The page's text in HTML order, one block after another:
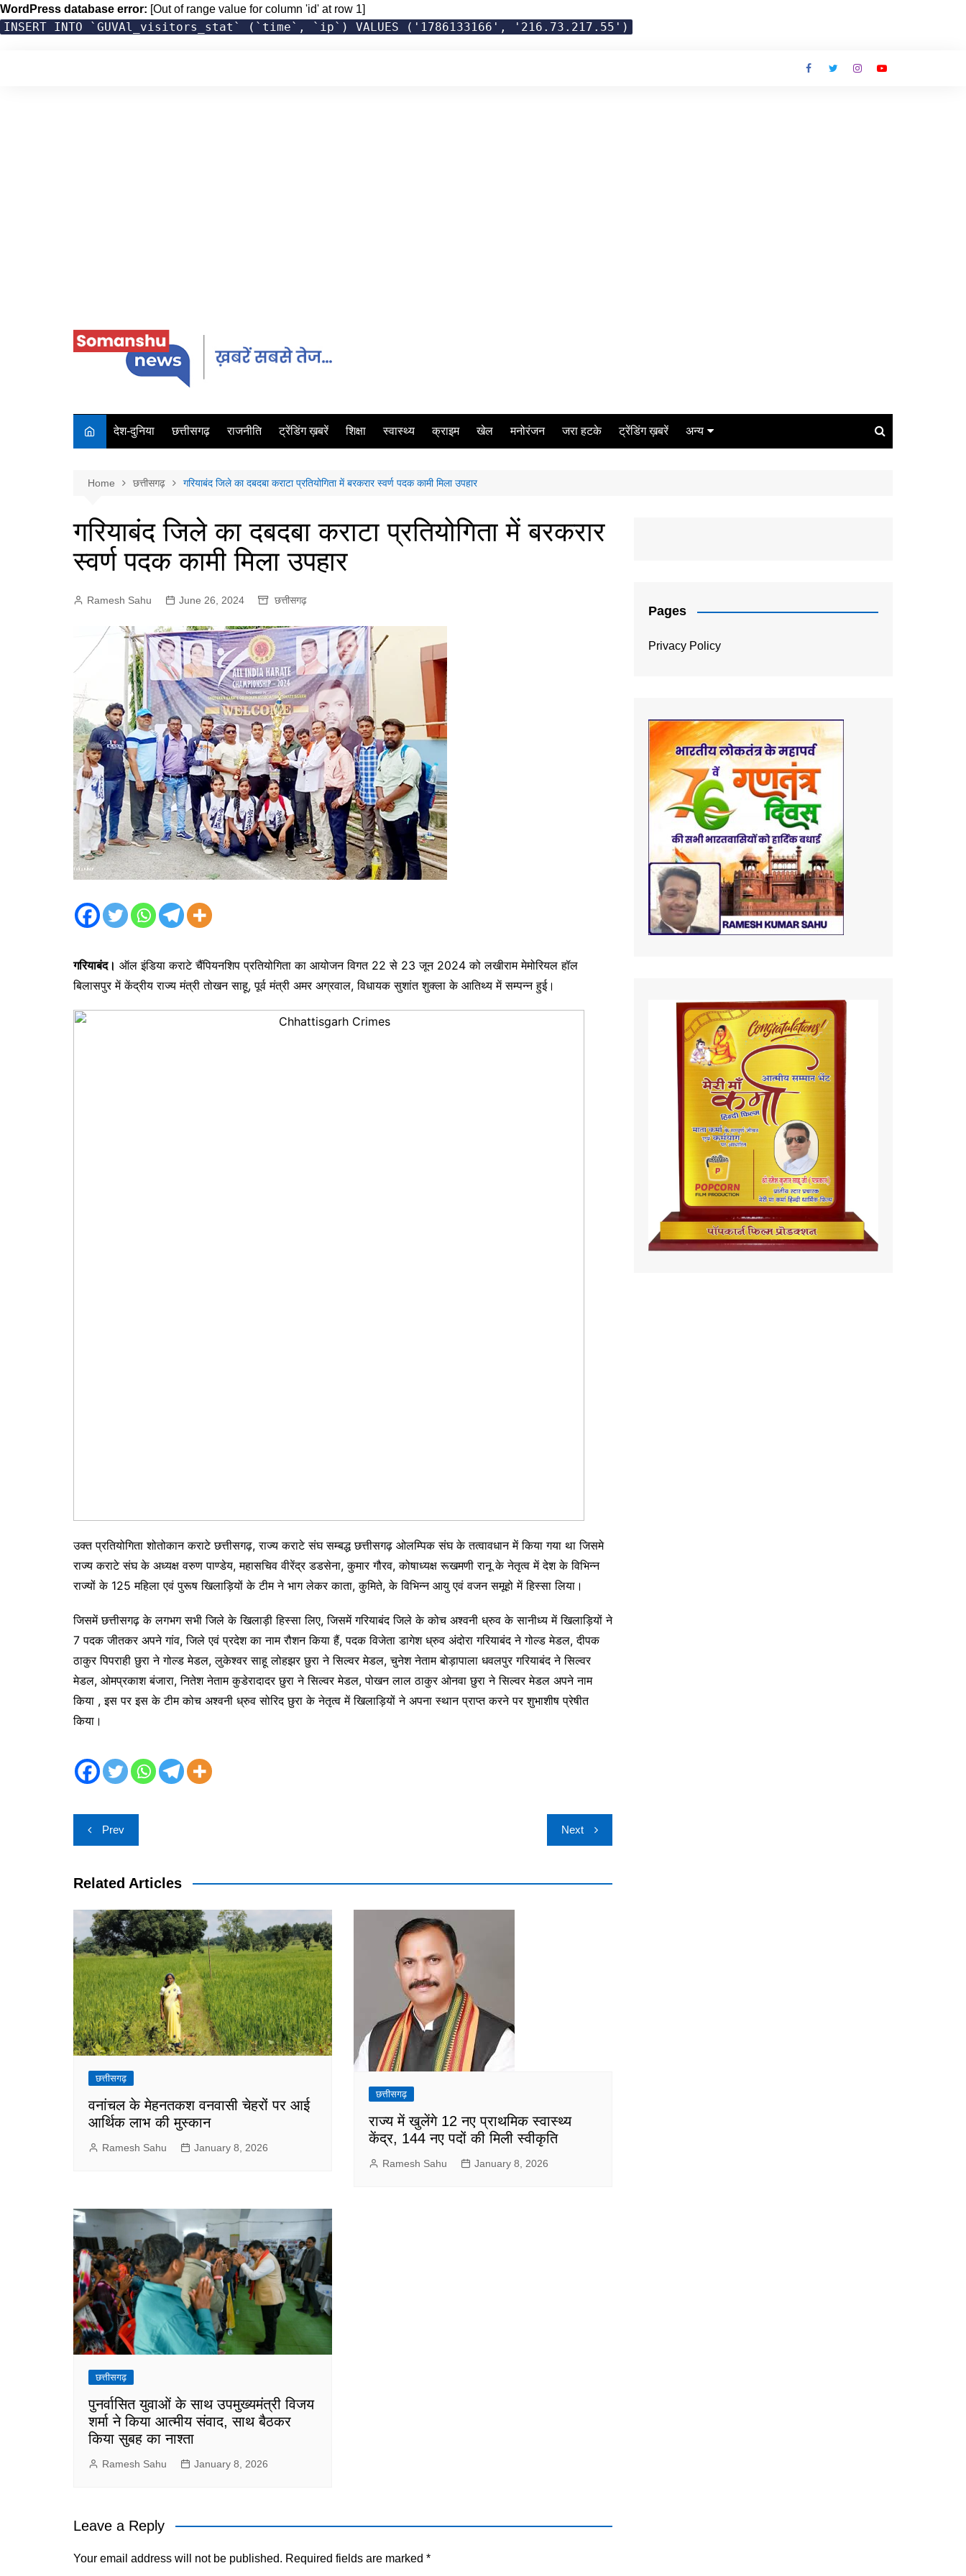
WordPress database error: [Out of range value for column 'id' at row 1]
INSERT INTO `GUVAl_visitors_stat` (`time`, `ip`) VALUES ('1786133166', '216.73.217.55')
देश-दुनिया छत्तीसगढ़ राजनीति ट्रेंडिंग ख़बरें शिक्षा स्वास्थ्य क्राइम खेल मनोरंजन जरा हटके ट्रेंडिंग ख़बरें अन्य
Home छत्तीसगढ़ गरियाबंद जिले का दबदबा कराटा प्रतियोगिता में बरकरार स्वर्ण पदक कामी मिला उपहार
गरियाबंद जिले का दबदबा कराटा प्रतियोगिता में बरकरार
स्वर्ण पदक कामी मिला उपहार
Ramesh Sahu June 26, 2024 छत्तीसगढ़
गरियाबंद। ऑल इंडिया कराटे चैंपियनशिप प्रतियोगिता का आयोजन विगत 22 से 23 जून 2024 को लखीराम मेमोरियल हॉल
बिलासपुर में केंद्रीय राज्य मंत्री तोखन साहू, पूर्व मंत्री अमर अग्रवाल, विधायक सुशांत शुक्ला के आतिथ्य में सम्पन्न हुई।
उक्त प्रतियोगिता शोतोकान कराटे छत्तीसगढ़, राज्य कराटे संघ सम्बद्ध छत्तीसगढ़ ओलम्पिक संघ के तत्वावधान में किया गया था जिसमे
राज्य कराटे संघ के अध्यक्ष वरुण पाण्डेय, महासचिव वीरेंद्र डडसेना, कुमार गौरव, कोषाध्यक्ष रूखमणी रानू के नेतृत्व में देश के विभिन्न
राज्यों के 125 महिला एवं पुरूष खिलाड़ियों के टीम ने भाग लेकर काता, कुमिते, के विभिन्न आयु एवं वजन समूहो में हिस्सा लिया।
जिसमें छत्तीसगढ़ के लगभग सभी जिले के खिलाड़ी हिस्सा लिए, जिसमें गरियाबंद जिले के कोच अश्वनी ध्रुव के सानीध्य में खिलाड़ियों ने
7 पदक जीतकर अपने गांव, जिले एवं प्रदेश का नाम रौशन किया हैं, पदक विजेता डागेश ध्रुव अंदोरा गरियाबंद ने गोल्ड मेडल, दीपक
ठाकुर पिपराही छुरा ने गोल्ड मेडल, लुकेश्वर साहू लोहझर छुरा ने सिल्वर मेडल, चुनेश नेताम बोड़ापाला धवलपुर गरियाबंद ने सिल्वर
मेडल, ओमप्रकाश बंजारा, नितेश नेताम कुडेरादादर छुरा ने सिल्वर मेडल, पोखन लाल ठाकुर ओनवा छुरा ने सिल्वर मेडल अपने नाम
किया , इस पर इस के टीम कोच अश्वनी ध्रुव सोरिद छुरा के नेतृत्व में खिलाड़ियों ने अपना स्थान प्राप्त करने पर शुभाशीष प्रेषीत
किया।
Post
navigation
Prev Next
Related Articles
छत्तीसगढ़
वनांचल के मेहनतकश वनवासी चेहरों पर आई
आर्थिक लाभ की मुस्कान
Ramesh Sahu January 8, 2026
छत्तीसगढ़
राज्य में खुलेंगे 12 नए प्राथमिक स्वास्थ्य
केंद्र, 144 नए पदों की मिली स्वीकृति
Ramesh Sahu January 8, 2026
छत्तीसगढ़
पुनर्वासित युवाओं के साथ उपमुख्यमंत्री विजय
शर्मा ने किया आत्मीय संवाद, साथ बैठकर
किया सुबह का नाश्ता
Ramesh Sahu January 8, 2026
Leave a Reply
Your email address will not be published. Required fields are marked *
Pages
Privacy Policy